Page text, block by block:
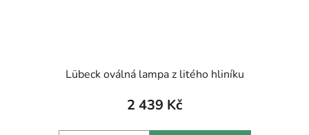
Lübeck oválná lampa z litého hliníku
2 439 Kč